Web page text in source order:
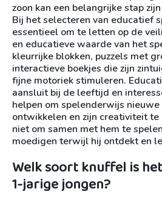
zoon kan een belangrijke stap
Bij het selecteren van educatief
essentieel om te letten op de
en educatieve waarde van het
kleurrijke blokken, puzzels met
interactieve boekjes die zijn
fijne motoriek stimuleren.
aansluit bij de leeftijd en
helpen om spelenderwijs
ontwikkelen en zijn creativiteit
niet om samen met hem te
moedigen terwijl hij ontdekt en
Welk soort knuffel is
1-jarige jongen?